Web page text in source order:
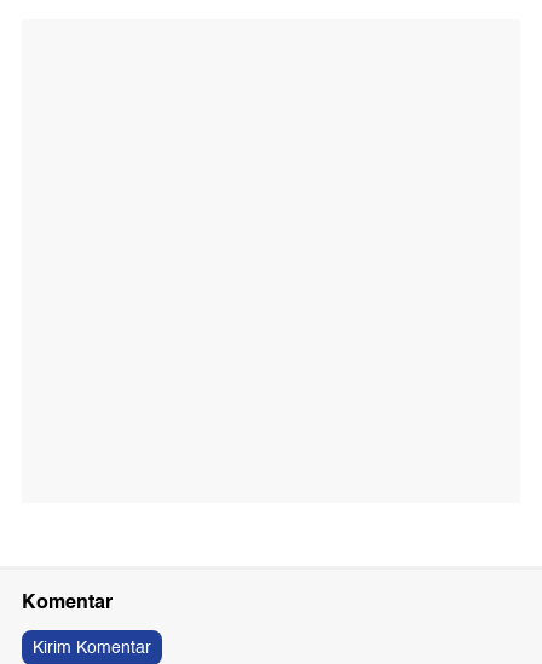
Komentar
Kirim Komentar